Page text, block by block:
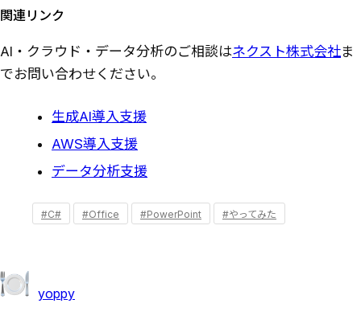
関連リンク
AI・クラウド・データ分析のご相談はネクスト株式会社ま
でお問い合わせください。
生成AI導入支援
AWS導入支援
データ分析支援
#C# #Office #PowerPoint #やってみた
yoppy